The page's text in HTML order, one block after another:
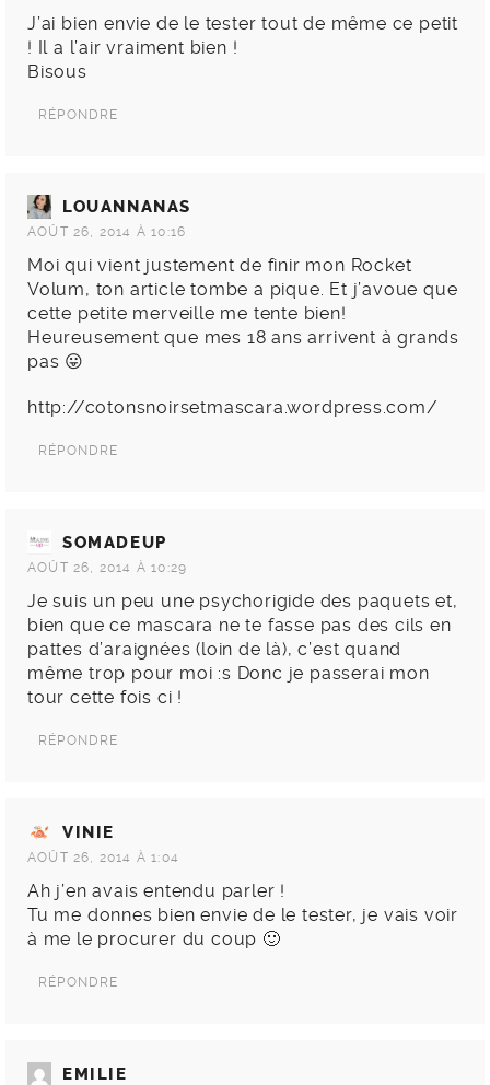
J’ai bien envie de le tester tout de même ce petit
! Il a l’air vraiment bien !
Bisous
RÉPONDRE
LOUANNANAS
AOÛT 26, 2014 À 10:16
Moi qui vient justement de finir mon Rocket
Volum, ton article tombe a pique. Et j’avoue que
cette petite merveille me tente bien!
Heureusement que mes 18 ans arrivent à grands
pas 😛
http://cotonsnoirsetmascara.wordpress.com/
RÉPONDRE
SOMADEUP
AOÛT 26, 2014 À 10:29
Je suis un peu une psychorigide des paquets et,
bien que ce mascara ne te fasse pas des cils en
pattes d’araignées (loin de là), c’est quand
même trop pour moi :s Donc je passerai mon
tour cette fois ci !
RÉPONDRE
VINIE
AOÛT 26, 2014 À 1:04
Ah j’en avais entendu parler !
Tu me donnes bien envie de le tester, je vais voir
à me le procurer du coup 🙂
RÉPONDRE
EMILIE